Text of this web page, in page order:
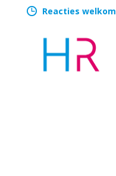
Reacties welkom